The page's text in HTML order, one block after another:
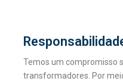
Temos um compromisso
transformadores. Por